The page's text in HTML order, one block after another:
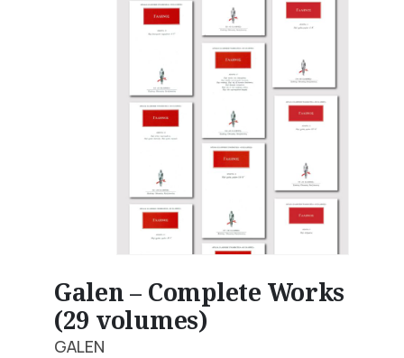
Galen – Complete Works
(29 volumes)
GALEN